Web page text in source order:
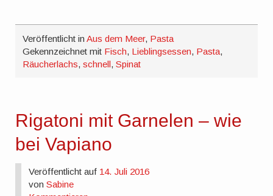
Veröffentlicht inAus dem Meer, Pasta
Gekennzeichnet mit Fisch, Lieblingsessen, Pasta,
Räucherlachs,schnell,Spinat
Rigatoni mit Garnelen – wie
bei Vapiano
Veröffentlicht auf 14. Juli 2016
vonSabine